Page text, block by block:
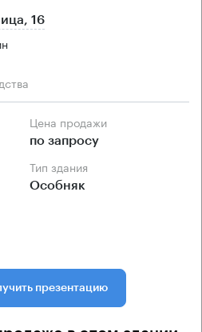
16
Цена продажи
по запросу
Тип здания
Особняк
презентацию